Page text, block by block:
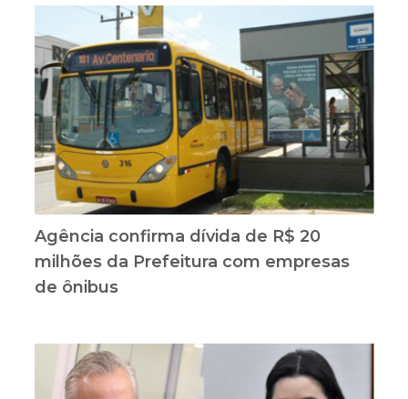
Agência confirma dívida de R$ 20
milhões da Prefeitura com empresas
de ônibus